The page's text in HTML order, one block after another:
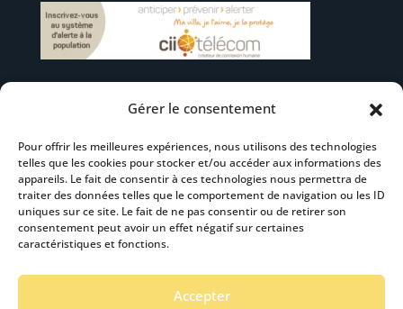
Gérer le consentement
Pour offrir les meilleures expériences, nous utilisons des technologies
telles que les cookies pour stocker et/ou accéder aux informations des
appareils. Le fait de consentir à ces technologies nous permettra de
traiter des données telles que le comportement de navigation ou les ID
uniques sur ce site. Le fait de ne pas consentir ou de retirer son
consentement peut avoir un effet négatif sur certaines
caractéristiques et fonctions.
Accepter
Suivez-nous
S’abonner à la newsletter